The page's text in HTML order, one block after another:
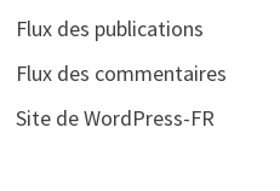
Flux des publications
Flux des commentaires
Site de WordPress-FR